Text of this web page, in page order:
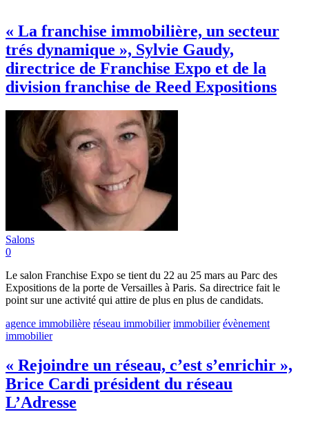
« La franchise immobilière, un secteur
trés dynamique », Sylvie Gaudy,
directrice de Franchise Expo et de la
division franchise de Reed Expositions
Salons
0
Le salon Franchise Expo se tient du 22 au 25 mars au Parc des
Expositions de la porte de Versailles à Paris. Sa directrice fait le
point sur une activité qui attire de plus en plus de candidats.
agence immobilière réseau immobilier immobilier évènement
immobilier
« Rejoindre un réseau, c’est s’enrichir »,
Brice Cardi président du réseau
L’Adresse